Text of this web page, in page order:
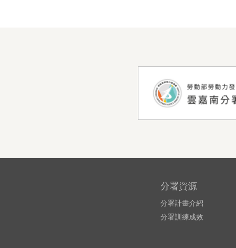
分署資源
分署計畫介紹
分署訓練成效